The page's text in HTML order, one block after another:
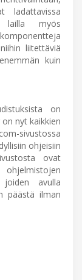
ladattavissa
lailla myös
liitettäviä
kuin
on
nyt kaikkien
sivustossa
ohjeisiin
ovat
avulla
päästä ilman